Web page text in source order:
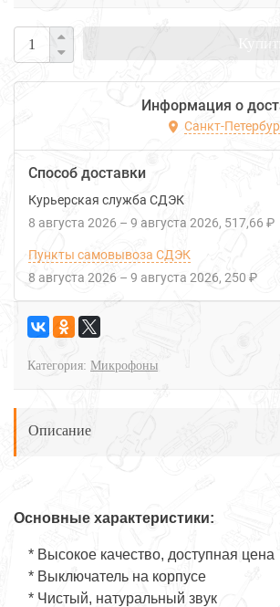
Купить
Информация о
Санкт-
Способ доставки
Курьерская служба СДЭК
8 августа 2026 – 9 августа 2026 517,66 ₽
Пункты самовывоза СДЭК
8 августа 2026 – 9 августа 2026 250 ₽
Категория: Микрофоны
Описание
Основные характеристики:
* Высокое качество, доступная цена
* Выключатель на корпусе
* Чистый, натуральный звук